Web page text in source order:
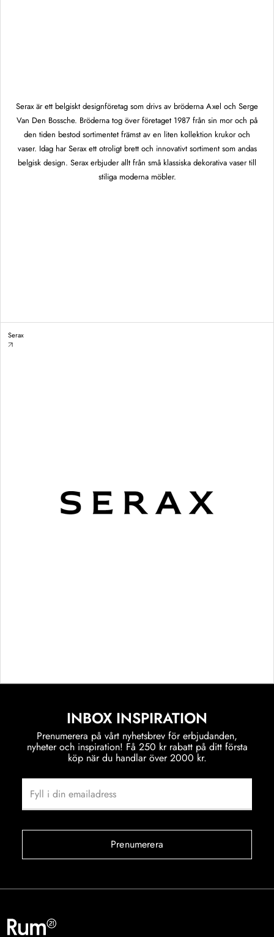
Serax är ett belgiskt designföretag som drivs av bröderna Axel och Serge
Van Den Bossche. Bröderna tog över företaget 1987 från sin mor och på
den tiden bestod sortimentet främst av en liten kollektion krukor och
vaser. Idag har Serax ett otroligt brett och innovativt sortiment som andas
belgisk design. Serax erbjuder allt från små klassiska dekorativa vaser till
stiliga moderna möbler.
Serax
INBOX INSPIRATION
Prenumerera på vårt nyhetsbrev för erbjudanden,
nyheter och inspiration! Få 250 kr rabatt på ditt första
köp när du handlar över 2000 kr.
Prenumerera